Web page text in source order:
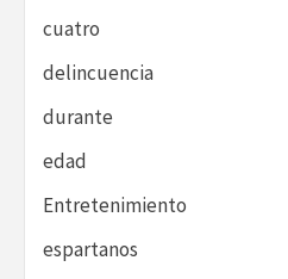
cuatro
delincuencia
durante
edad
Entretenimiento
espartanos